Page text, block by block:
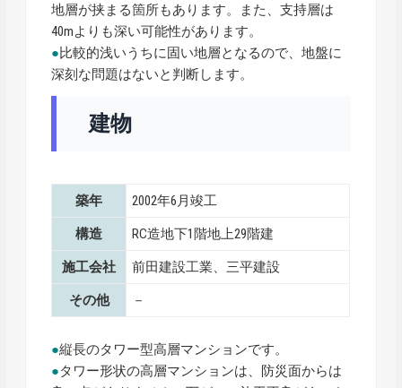
地層が挟まる箇所もあります。また、支持層は
40mよりも深い可能性があります。
●比較的浅いうちに固い地層となるので、地盤に
深刻な問題はないと判断します。
建物
築年 2002年6月竣工
構造 RC造地下1階地上29階建
施工会社 前田建設工業、三平建設
その他 －
●縦長のタワー型高層マンションです。
●タワー形状の高層マンションは、防災面からは